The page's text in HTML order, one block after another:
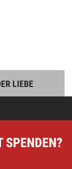
LIEBE
SPENDEN?